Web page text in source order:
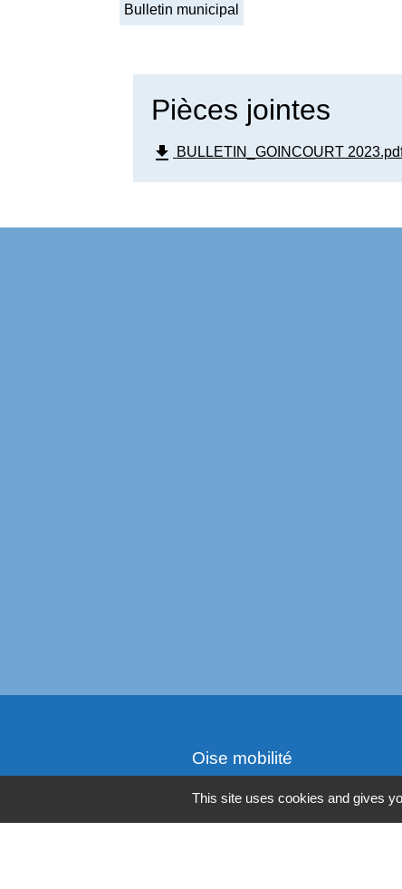
Bulletin municipal
Pièces jointes
file_download BULLETIN_GOINCOURT
Oise mobilité
Agence nationale des
This site uses cookies and gives